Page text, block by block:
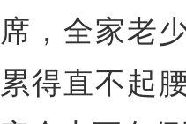
席，全家老
累得直不起